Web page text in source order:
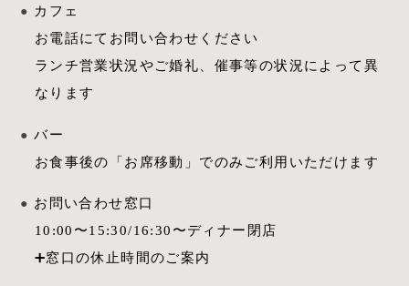
カフェ
お電話にてお問い合わせください
ランチ営業状況やご婚礼、催事等の状況によって異
なります
バー
お食事後の「お席移動」でのみご利用いただけます
お問い合わせ窓口
10:00 〜15:30/16:30 〜ディナー閉店